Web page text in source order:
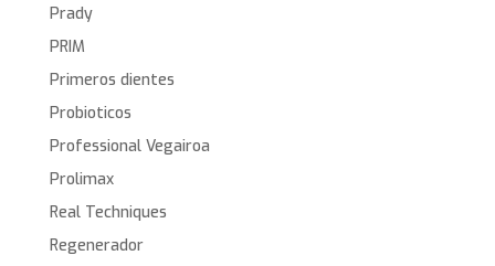
Prady
PRIM
Primeros dientes
Probioticos
Professional Vegairoa
Prolimax
Real Techniques
Regenerador